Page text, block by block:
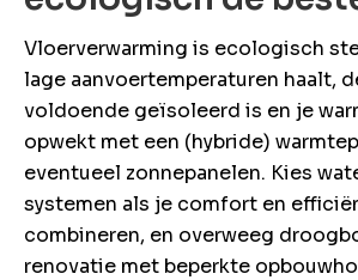
Vloerverwarming is ecologisch
lage aanvoertemperaturen haalt,
voldoende geïsoleerd is en je
opwekt met een (hybride)
eventueel zonnepanelen. Kies
systemen als je comfort en
combineren, en overweeg
renovatie met beperkte